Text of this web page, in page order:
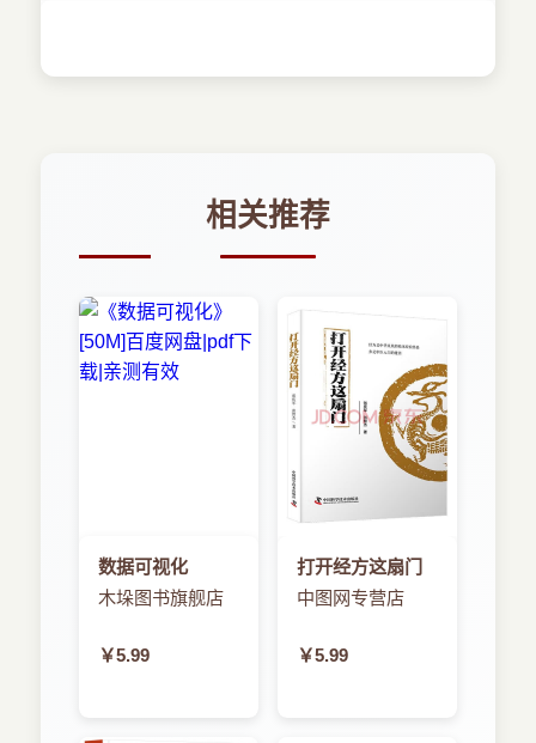
相关推荐
数据可视化
木垛图书旗舰店
￥5.99
打开经方这扇门
中图网专营店
￥5.99